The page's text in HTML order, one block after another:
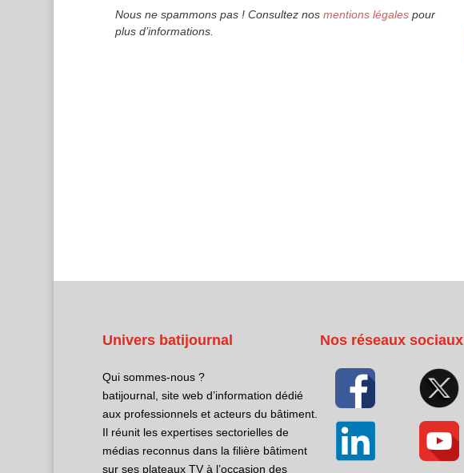
Nous ne spammons pas ! Consultez nos mentions légalespour
plus d’informations.
Univers batijournal
Qui sommes-nous ?
batijournal, site web d’information dédié
aux professionnels et acteurs du bâtiment.
Il réunit les expertises sectorielles de
médias reconnus dans la filière bâtiment
sur ses plateaux TV à l’occasion des
Nos réseaux sociaux